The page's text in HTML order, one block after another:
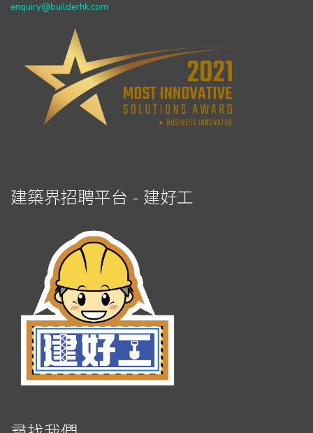
enquiry@builderhk.com
建築界招聘平台 - 建好工